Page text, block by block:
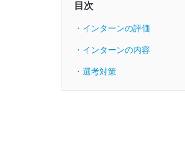
目次
・インターンの評価
・インターンの内容
・選考対策